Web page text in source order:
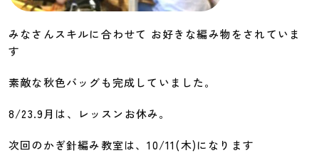
みなさんスキルに合わせて お好きな編み物をされていま
す
素敵な秋色バッグも完成していました。
8/23.9月は、レッスンお休み。
次回のかぎ針編み教室は、10/11(木)になります